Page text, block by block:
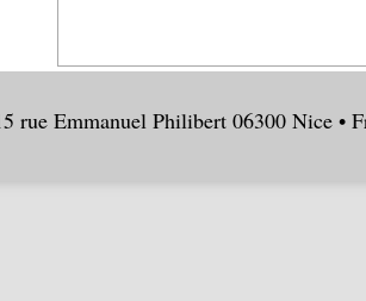
rue Emmanuel Philibert 06300 Nice •